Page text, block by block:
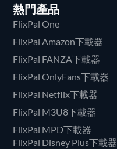
熱門產品
FlixPal One
FlixPal Amazon下載器
FlixPal FANZA下載器
FlixPal OnlyFans下載器
FlixPal Netflix下載器
FlixPal M3U8下載器
FlixPal MPD下載器
FlixPal Disney Plus下載器